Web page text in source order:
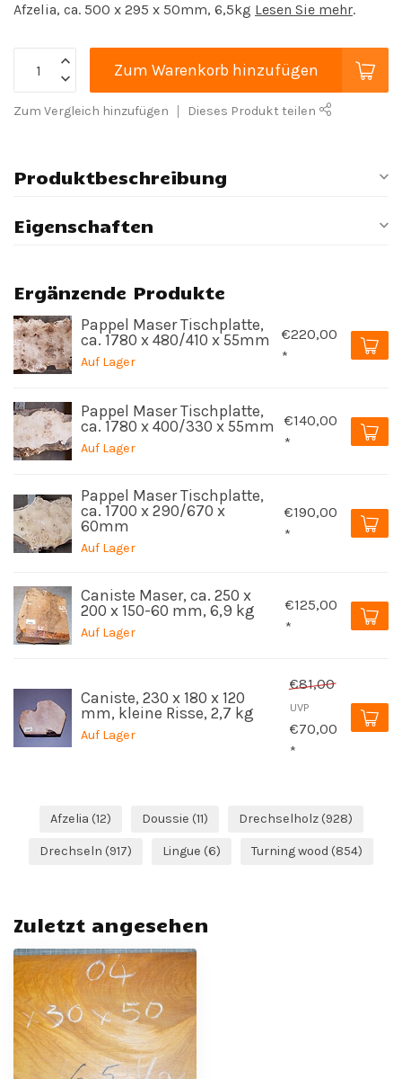
Afzelia, ca. 500 x 295 x 50mm, 6,5kg Lesen Sie mehr.
Zum Warenkorb hinzufügen
Zum Vergleich hinzufügen Dieses Produkt teilen
Produktbeschreibung
Eigenschaften
Ergänzende Produkte
Pappel Maser Tischplatte,
ca. 1780 x 480/410 x 55mm
Auf Lager
€220,00
*
Pappel Maser Tischplatte,
ca. 1780 x 400/330 x 55mm
Auf Lager
€140,00
*
Pappel Maser Tischplatte,
ca. 1700 x 290/670 x
60mm
Auf Lager
€190,00
*
Caniste Maser, ca. 250 x
200 x 150-60 mm, 6,9 kg
Auf Lager
€125,00
*
Caniste, 230 x 180 x 120
mm, kleine Risse, 2,7 kg
Auf Lager
€81,00
UVP
€70,00
*
Afzelia (12) Doussie (11) Drechselholz (928)
Drechseln (917) Lingue (6) Turning wood (854)
Zuletzt angesehen